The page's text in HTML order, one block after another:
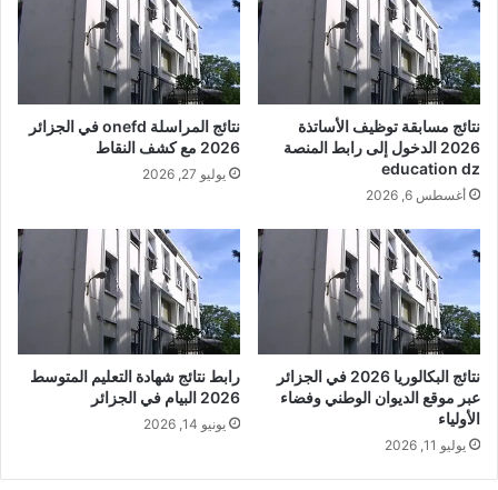
نتائج مسابقة توظيف الأساتذة
2026 الدخول إلى رابط المنصة
education dz
أغسطس 6, 2026
نتائج المراسلة onefd في الجزائر
2026 مع كشف النقاط
يوليو 27, 2026
نتائج البكالوريا 2026 في الجزائر
عبر موقع الديوان الوطني وفضاء
الأولياء
يوليو 11, 2026
رابط نتائج شهادة التعليم المتوسط
2026 البيام في الجزائر
يونيو 14, 2026